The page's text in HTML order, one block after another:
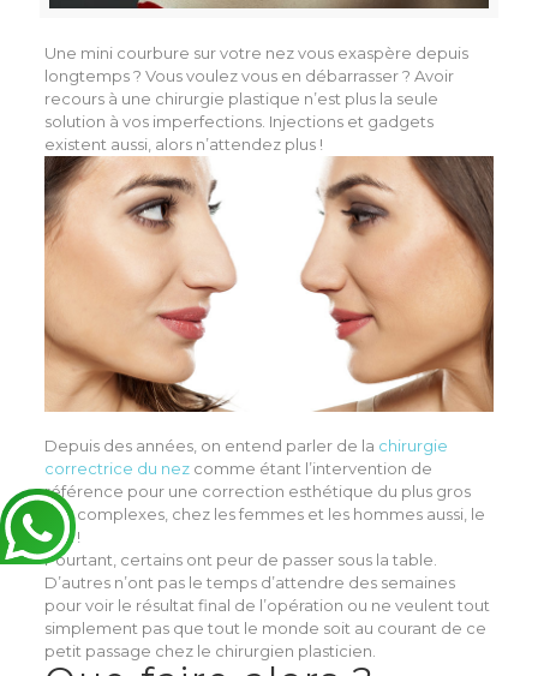
Une mini courbure sur votre nez vous exaspère depuis
longtemps ? Vous voulez vous en débarrasser ? Avoir
recours à une chirurgie plastique n’est plus la seule
solution à vos imperfections. Injections et gadgets
existent aussi, alors n’attendez plus !
Depuis des années, on entend parler de la chirurgie
correctrice du nezcomme étant l’intervention de
référence pour une correction esthétique du plus gros
des complexes, chez les femmes et les hommes aussi, le
nez !
Pourtant, certains ont peur de passer sous la table.
D’autres n’ont pas le temps d’attendre des semaines
pour voir le résultat final de l’opération ou ne veulent tout
simplement pas que tout le monde soit au courant de ce
petit passage chez le chirurgien plasticien.